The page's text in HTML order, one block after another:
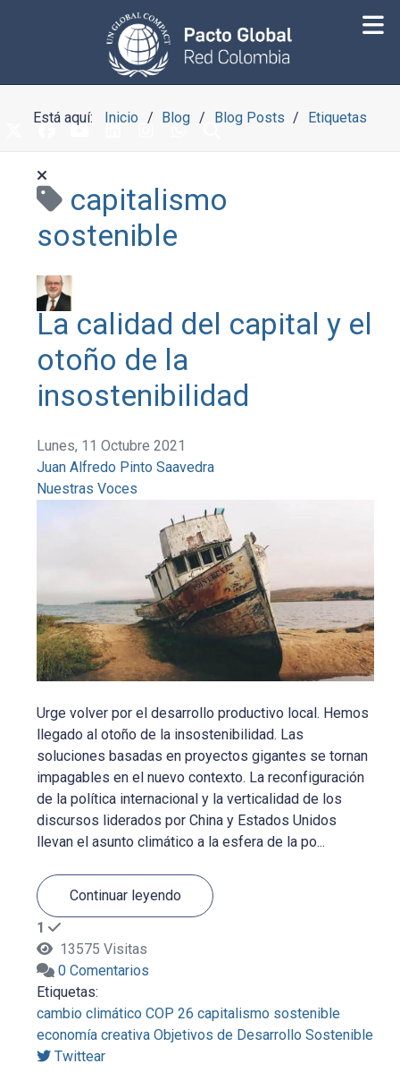
Está aquí: Inicio Blog Blog Posts Etiquetas
capitalismo
sostenible
La calidad del capital y el
otoño de la
insostenibilidad
Lunes, 11 Octubre 2021
Juan Alfredo Pinto Saavedra
Nuestras Voces
Urge volver por el desarrollo productivo local. Hemos
llegado al otoño de la insostenibilidad. Las
soluciones basadas en proyectos gigantes se tornan
impagables en el nuevo contexto. La reconfiguración
de la política internacional y la verticalidad de los
discursos liderados por China y Estados Unidos
llevan el asunto climático a la esfera de la po...
Continuar leyendo
1
13575 Visitas
0 Comentarios
Etiquetas:
cambio climático COP 26 capitalismo sostenible
economía creativa Objetivos de Desarrollo Sostenible
Twittear